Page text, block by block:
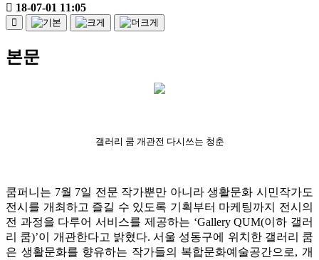
18-07-01 11:05
본문
갤러리 쿰 개관전 다시쓰는 청춘
쿰퍼니는 7월 7일 전문 작가뿐만 아니라 생활문화 시민작가도
전시를 개최하고 즐길 수 있도록 기획부터 마케팅까지 전시의
전 과정을 다루어 서비스를 제공하는 ‘Gallery QUM(이하 갤러
리 쿰)’이 개관한다고 밝혔다. 서울 성동구에 위치한 갤러리 쿰
은 생활문화를 향유하는 작가들의 복합문화예술공간으로, 개